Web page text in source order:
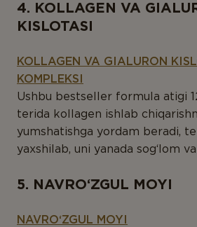
4. KOLLAGEN VA
KISLOTASI
KOLLAGEN VA GIALURON
KOMPLEKSI
Ushbu bestseller formula atigi
terida kollagen ishlab
yumshatishga yordam beradi,
yaxshilab, uni yanada sog‘lom
5. NAVRO‘ZGUL MOYI
NAVRO‘ZGUL MOYI